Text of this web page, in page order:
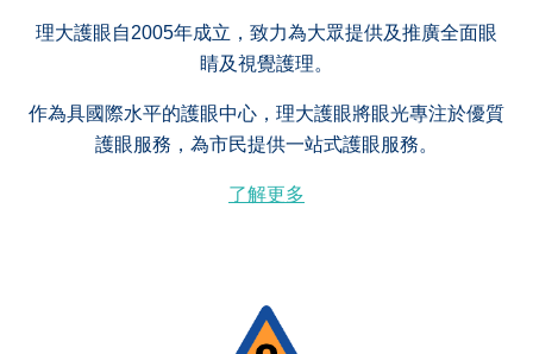
理大護眼自2005年成立，致力為大眾提供及推廣全面眼
睛及視覺護理。
作為具國際水平的護眼中心，理大護眼將眼光專注於優質
護眼服務，為市民提供一站式護眼服務。
了解更多